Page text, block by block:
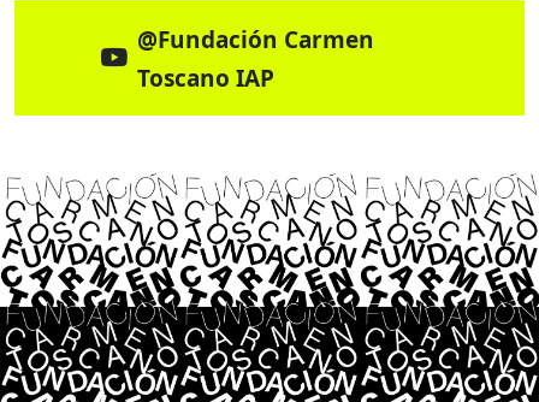
@Fundación Carmen
Toscano IAP